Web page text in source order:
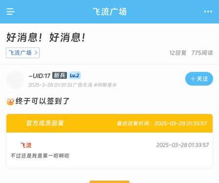
 飞流广场 
好消息！好消息！
12回复 775阅读
飞流广场 
 关注
-UID:17 新兵
2025-3-28 01:31:33 广西北海 #闲聊灌水
终于可以签到了
最后回复时间：2025-03-28 01:33:57
官方成员回复
飞流
2025-03-28 01:33:57
不过还是我是第一哈啊哈